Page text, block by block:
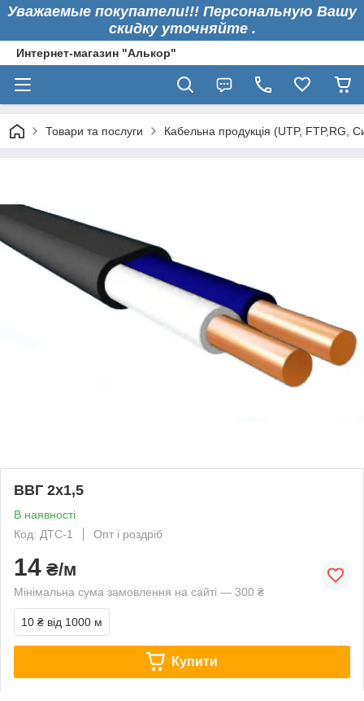
Уважаемые покупатели!!! Персональную Вашу
скидку уточняйте .
Интернет-магазин "Алькор"
Товари та послуги Кабельна продукція (UTP,
ВВГ 2х1,5
В наявності
Код: ДТС-1
Опт і роздріб
14 ₴/м
Мінімальна сума замовлення на сайті — 300 ₴
10 ₴ від 1000 м
Купити